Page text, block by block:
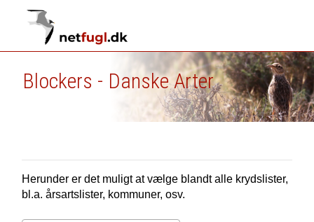
Blockers - Danske Arter
Herunder er det muligt at vælge blandt alle krydslister,
bl.a. årsartslister, kommuner, osv.